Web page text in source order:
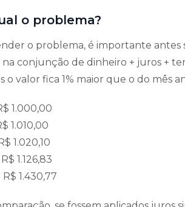
o problema?
o problema, é importante
na conjunção de dinheiro + juros +
o valor fica 1% maior que o do mês
1.000,00
1.010,00
1.020,10
1.126,83
R$ 1.430,77